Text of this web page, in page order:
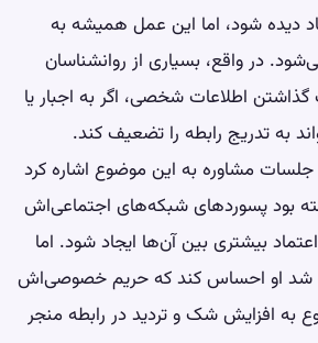
دیده شود، اما این عمل همیشه به
در واقع، بسیاری از روانشناسان
اطلاعات شخصی، اگر به اجبار یا
به تدریج رابطه را تضعیف کند.
مشاوره به این موضوع اشاره کرد
بود پسوردهای شبکه‌های اجتماعی‌اش
بیشتری بین آن‌ها ایجاد شود. اما
شد او احساس کند که حریم خصوصی‌اش
افزایش شک و تردید در رابطه منجر